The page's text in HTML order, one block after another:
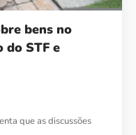
bens no
STF e
que as discussões